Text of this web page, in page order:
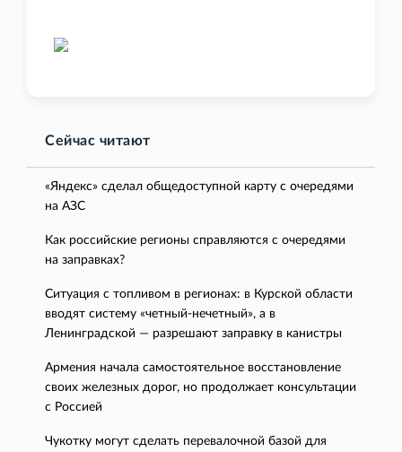
Сейчас читают
«Яндекс» сделал общедоступной карту с очередями
на АЗС
Как российские регионы справляются с очередями
на заправках?
Ситуация с топливом в регионах: в Курской области
вводят систему «четный-нечетный», а в
Ленинградской — разрешают заправку в канистры
Армения начала самостоятельное восстановление
своих железных дорог, но продолжает консультации
с Россией
Чукотку могут сделать перевалочной базой для